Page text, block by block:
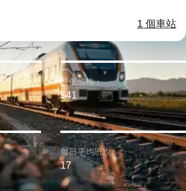
1 個車站
最低價格：
$41
每日平均班次:
17